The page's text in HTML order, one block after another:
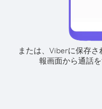
または、Viberに保存
報画面から通話